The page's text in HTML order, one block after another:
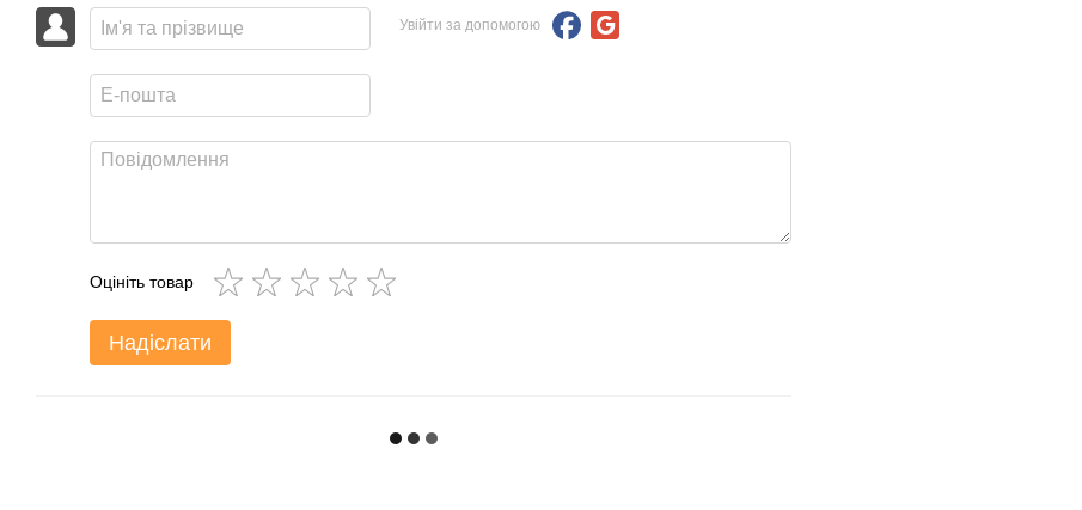
Увійти за допомогою
Оцініть товар
Надіслати